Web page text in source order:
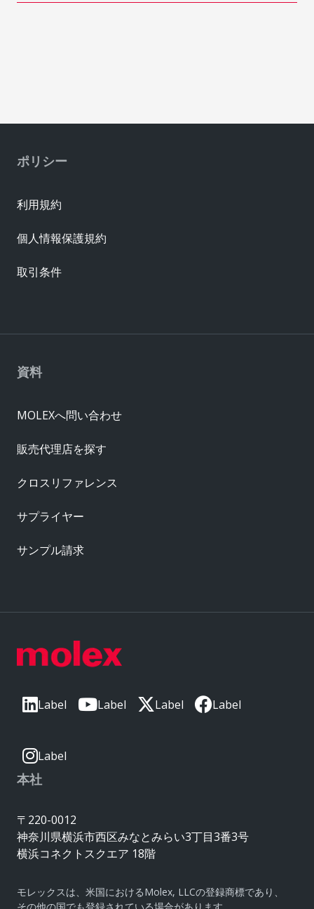
Label Label Label Label
Label
本社
〒220-0012
神奈川県横浜市西区みなとみらい3丁目3番3号
横浜コネクトスクエア 18階
モレックスは、米国におけるMolex, LLCの登録商標であり、
資料
MOLEXへ問い合わせ
販売代理店を探す
クロスリファレンス
サプライヤー
サンプル請求
ポリシー
利用規約
個人情報保護規約
取引条件